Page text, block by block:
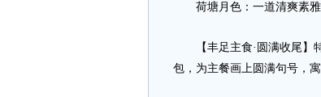
荷塘月色：一道清爽素雅
【丰足主食·圆满收尾】特
包，为主餐画上圆满句号，寓